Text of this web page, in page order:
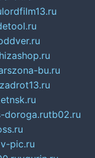
lordfilm13.ru
bu.ru
doroga.rutb02.ru
pic.ru